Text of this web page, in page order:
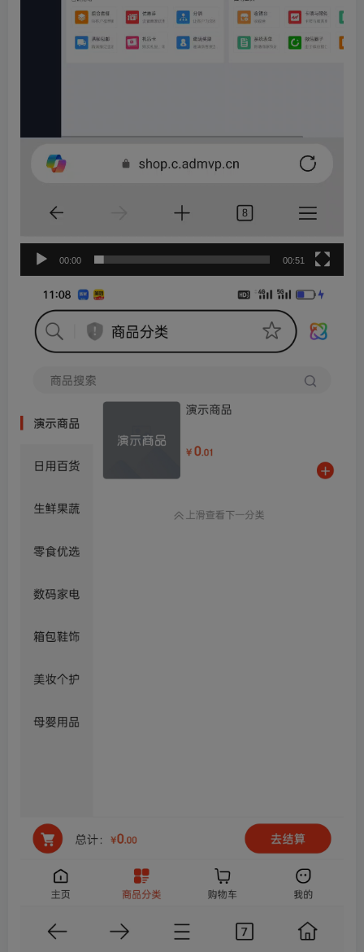
00:00 00:51